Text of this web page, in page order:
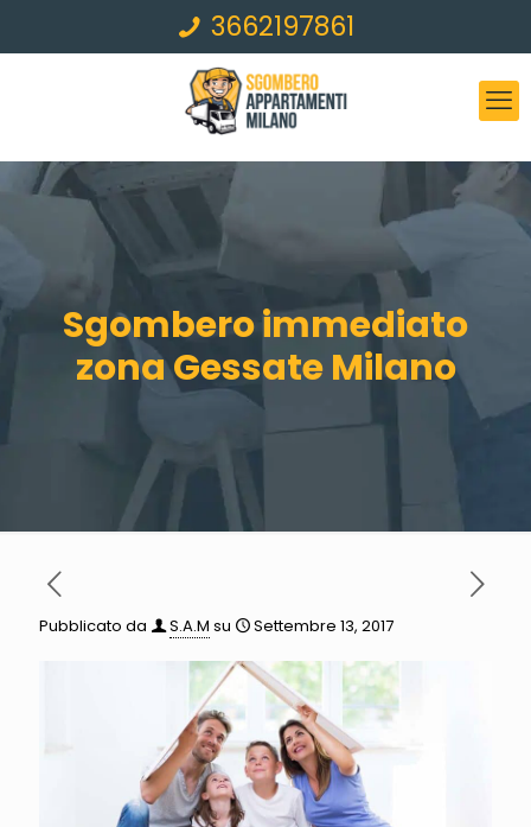
3662197861
Sgombero immediato
zona Gessate Milano
Pubblicato da S.A.M su Settembre 13, 2017